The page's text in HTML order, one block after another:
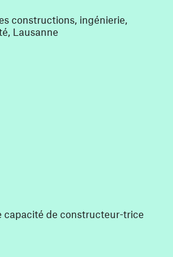
constructions, ingénierie,
Lausanne
capacité de constructeur-trice